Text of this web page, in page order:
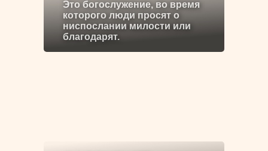
Это богослужение, во время
которого люди просят о
ниспослании милости или
благодарят.